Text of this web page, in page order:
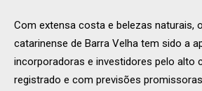
Com extensa costa e belezas naturais,
catarinense de Barra Velha tem sido a
incorporadoras e investidores pelo alto
registrado e com previsões